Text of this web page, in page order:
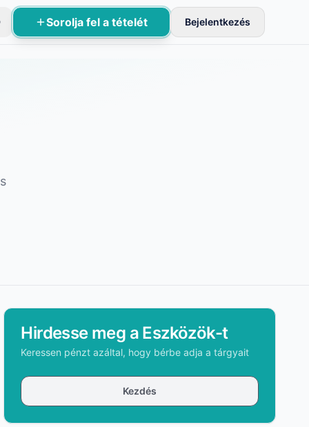
Sorolja fel a tételét Bejelentkezés
Hirdesse meg a Eszközök-t
Keressen pénzt azáltal, hogy bérbe adja a tárgyait
Kezdés